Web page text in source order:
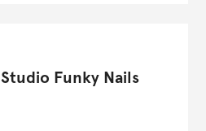
Studio Funky Nails